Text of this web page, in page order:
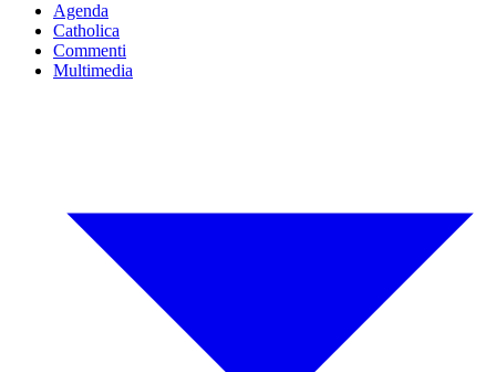
Agenda
Catholica
Commenti
Multimedia